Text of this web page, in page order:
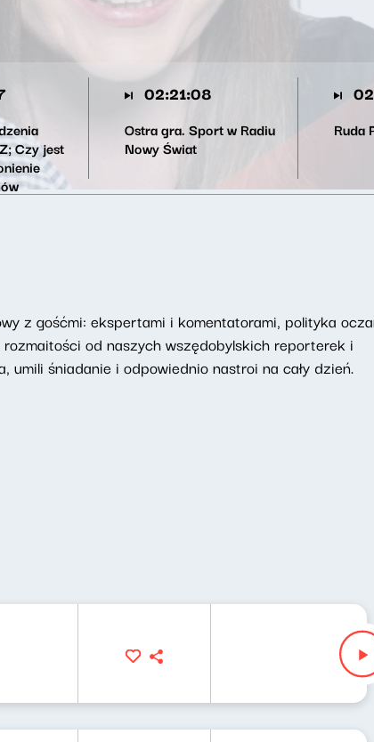
Czy jest
02:21:08
Ostra gra. Sport w Radiu
Nowy Świat
Ruda
z gośćmi: ekspertami i komentatorami, polityka
od naszych wszędobylskich reporterek i
umili śniadanie i odpowiednio nastroi na cały dzień.